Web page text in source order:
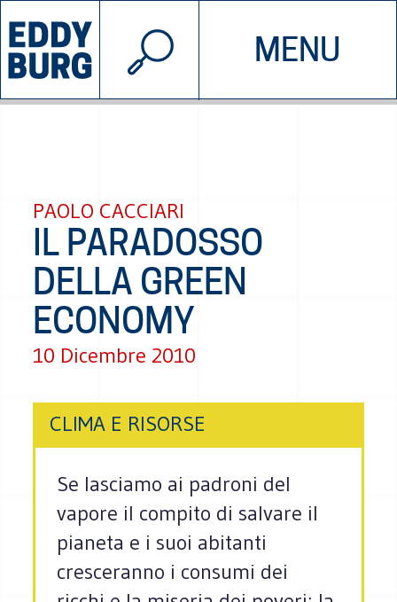
MENU
INIZIATIVE CHI SIAMO
© 2026 EDDYBURG
PAOLO CACCIARI
IL PARADOSSO
DELLA GREEN
ECONOMY
10 Dicembre 2010
CLIMA E RISORSE
Se lasciamo ai padroni del
vapore il compito di salvare il
pianeta e i suoi abitanti
cresceranno i consumi dei